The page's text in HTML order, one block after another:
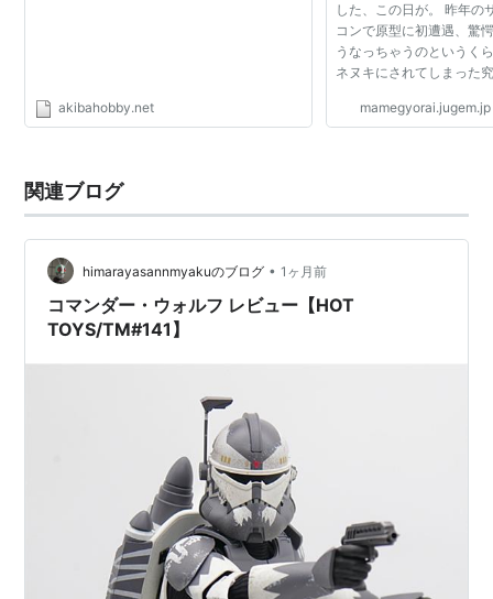
akibahobby.net
した、この日が。 昨年の
コンで原型に初遭遇、驚
うなっちゃうのというく
ネヌキにされてしまった
チャップ！ このビッグ
mamegyorai.jugem.jp
関連ブログ
himarayasannmyakuのブログ • 1ヶ月前
コマンダー・ウォルフ レビュー【HOT
TOYS/TM#141】